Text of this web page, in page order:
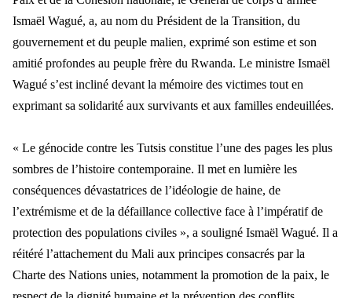
Ismaël Wagué, a, au nom du Président de la Transition, du
gouvernement et du peuple malien, exprimé son estime et son
amitié profondes au peuple frère du Rwanda. Le ministre Ismaël
Wagué s’est incliné devant la mémoire des victimes tout en
exprimant sa solidarité aux survivants et aux familles endeuillées.
« Le génocide contre les Tutsis constitue l’une des pages les plus
sombres de l’histoire contemporaine. Il met en lumière les
conséquences dévastatrices de l’idéologie de haine, de
l’extrémisme et de la défaillance collective face à l’impératif de
protection des populations civiles », a souligné Ismaël Wagué. Il a
réitéré l’attachement du Mali aux principes consacrés par la
Charte des Nations unies, notamment la promotion de la paix, le